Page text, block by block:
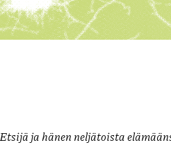
Etsijä ja hänen neljätoista